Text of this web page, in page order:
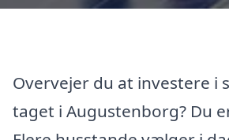
Overvejer du at investere i
taget i Augustenborg? Du